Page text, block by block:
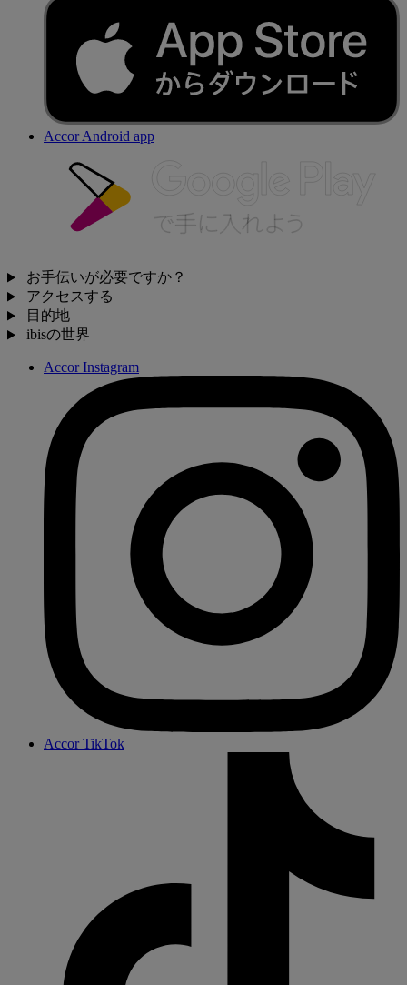
Accor Android app
お手伝いが必要ですか？
アクセスする
目的地
ibisの世界
Accor Instagram
Accor TikTok